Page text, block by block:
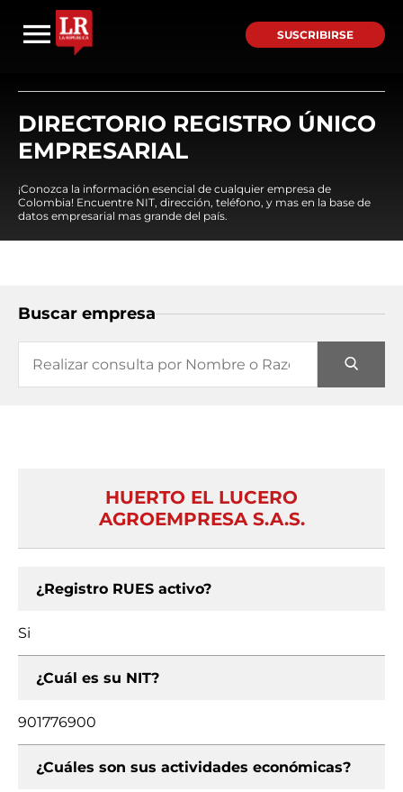
SUSCRIBIRSE
DIRECTORIO REGISTRO ÚNICO
EMPRESARIAL
¡Conozca la información esencial de cualquier empresa de
Colombia! Encuentre NIT, dirección, teléfono, y mas en la base de
datos empresarial mas grande del país.
Buscar empresa
HUERTO EL LUCERO
AGROEMPRESA S.A.S.
¿Registro RUES activo?
Si
¿Cuál es su NIT?
901776900
¿Cuáles son sus actividades económicas?